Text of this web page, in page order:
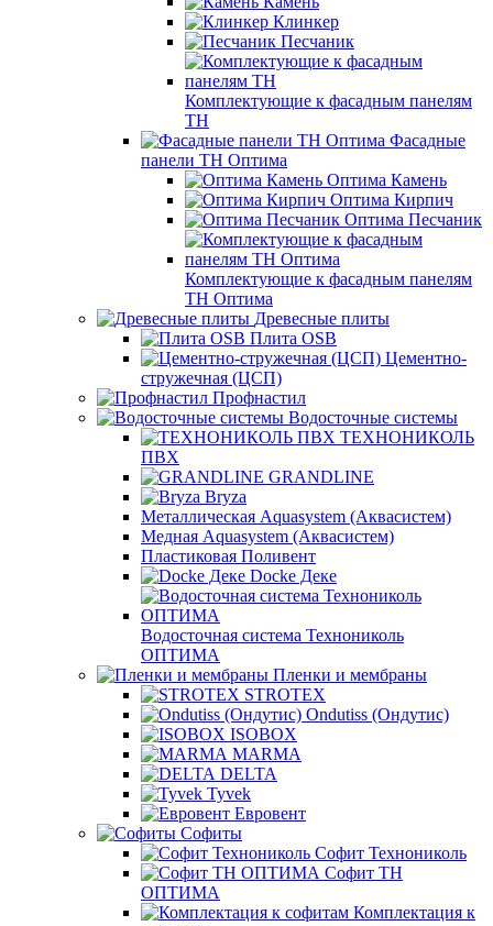
Клинкер
Песчаник
Комплектующие к фасадным панелям
ТН
Фасадные
панели ТН Оптима
Оптима Камень
Оптима Кирпич
Оптима Песчаник
Комплектующие к фасадным панелям
ТН Оптима
Древесные плиты
Плита OSB
Цементно-
стружечная (ЦСП)
Профнастил
Водосточные системы
ТЕХНОНИКОЛЬ
ПВХ
GRANDLINE
Bryza
Металлическая Aquasystem (Аквасистем)
Медная Aquasystem (Аквасистем)
Пластиковая Поливент
Docke Деке
Водосточная система Технониколь
ОПТИМА
Пленки и мембраны
STROTEX
Ondutiss (Ондутис)
ISOBOX
MARMA
DELTA
Tyvek
Евровент
Софиты
Софит Технониколь
Софит ТН
ОПТИМА
Комплектация к